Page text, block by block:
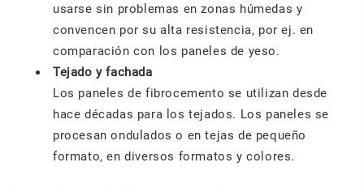
usarse sin problemas en zonas húmedas y
convencen por su alta resistencia, por ej. en
comparación con los paneles de yeso.
Tejado y fachada
Los paneles de fibrocemento se utilizan desde
hace décadas para los tejados. Los paneles se
procesan ondulados o en tejas de pequeño
formato, en diversos formatos y colores.